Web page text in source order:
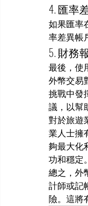
4. 匯率
如果匯率
率差異帳
5. 財務
最後，使
外幣交易
挑戰中發
議，以幫
對於旅遊
業人士擁
夠最大化
功和穩定。
總之，外
計師或記
險。這將